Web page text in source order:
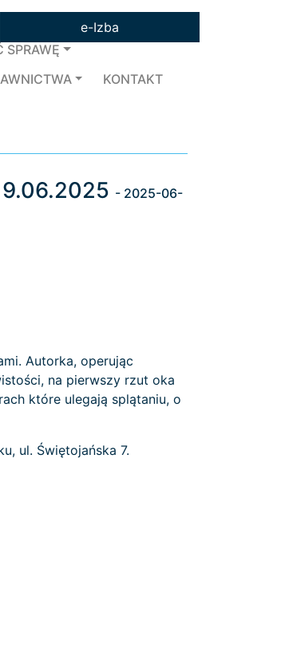
e-Izba
SPRAWĘ
KONTAKT
- 2025-06-
Autorka, operując
na pierwszy rzut oka
które ulegają splątaniu, o
ul. Świętojańska 7.